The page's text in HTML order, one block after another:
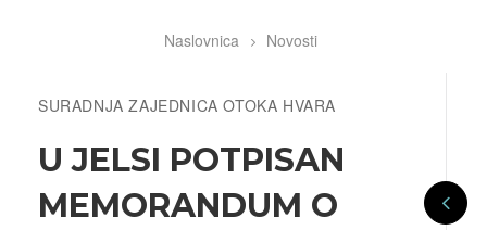
BreadcrumbNaslovnica Novosti
SURADNJA ZAJEDNICA OTOKA HVARA
U JELSI POTPISAN
MEMORANDUM O